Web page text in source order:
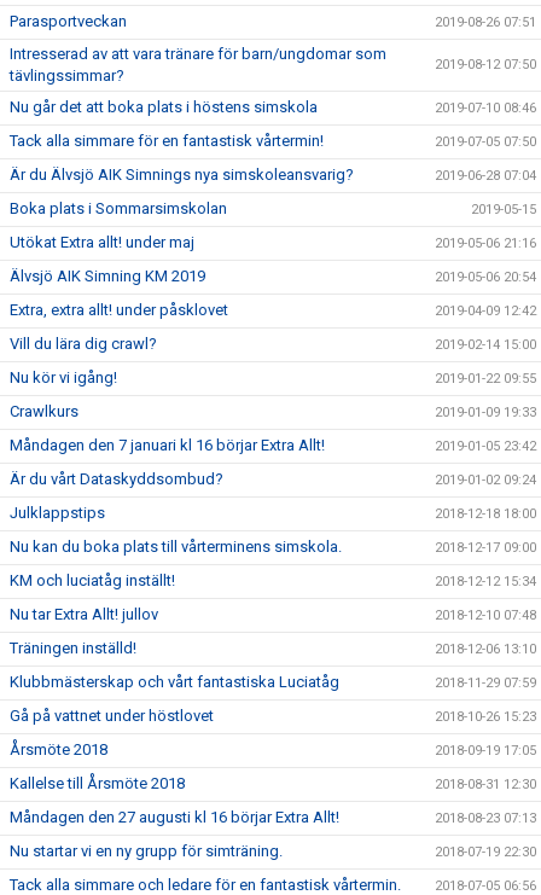
Parasportveckan 2019-08-26 07:51
Intresserad av att vara tränare för barn/ungdomar som
tävlingssimmar?
2019-08-12 07:50
Nu går det att boka plats i höstens simskola 2019-07-10 08:46
Tack alla simmare för en fantastisk vårtermin! 2019-07-05 07:50
Är du Älvsjö AIK Simnings nya simskoleansvarig? 2019-06-28 07:04
Boka plats i Sommarsimskolan 2019-05-15
Utökat Extra allt! under maj 2019-05-06 21:16
Älvsjö AIK Simning KM 2019 2019-05-06 20:54
Extra, extra allt! under påsklovet 2019-04-09 12:42
Vill du lära dig crawl? 2019-02-14 15:00
Nu kör vi igång! 2019-01-22 09:55
Crawlkurs 2019-01-09 19:33
Måndagen den 7 januari kl 16 börjar Extra Allt! 2019-01-05 23:42
Är du vårt Dataskyddsombud? 2019-01-02 09:24
Julklappstips 2018-12-18 18:00
Nu kan du boka plats till vårterminens simskola. 2018-12-17 09:00
KM och luciatåg inställt! 2018-12-12 15:34
Nu tar Extra Allt! jullov 2018-12-10 07:48
Träningen inställd! 2018-12-06 13:10
Klubbmästerskap och vårt fantastiska Luciatåg 2018-11-29 07:59
Gå på vattnet under höstlovet 2018-10-26 15:23
Årsmöte 2018 2018-09-19 17:05
Kallelse till Årsmöte 2018 2018-08-31 12:30
Måndagen den 27 augusti kl 16 börjar Extra Allt! 2018-08-23 07:13
Nu startar vi en ny grupp för simträning. 2018-07-19 22:30
Tack alla simmare och ledare för en fantastisk vårtermin. 2018-07-05 06:56